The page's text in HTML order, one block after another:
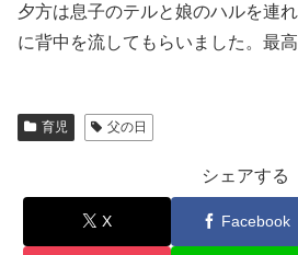
夕方は息子のテルと娘のハルを連
に背中を流してもらいました。最
育児 父の日
シェアする
X Facebook